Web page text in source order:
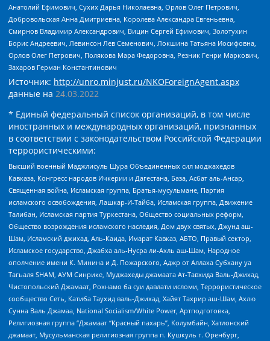
Анатолий Ефимович, Сухих Дарья Николаевна, Орлов Олег Петрович,
Добровольская Анна Дмитриевна, Королева Александра Евгеньевна,
Смирнов Владимир Александрович, Вицин Сергей Ефимович, Золотухин
Борис Андреевич, Левинсон Лев Семенович, Локшина Татьяна Иосифовна,
Орлов Олег Петрович, Полякова Мара Федоровна, Резник Генри Маркович,
Захаров Герман Константинович
Источник: http://unro.minjust.ru/NKOForeignAgent.aspx
данные на 24.03.2022
* Единый федеральный список организаций, в том числе
иностранных и международных организаций, признанных
в соответствии с законодательством Российской Федерации
террористическими:
Высший военный Маджлисуль Шура Объединенных сил моджахедов
Кавказа, Конгресс народов Ичкерии и Дагестана, База, Асбат аль-Ансар,
Священная война, Исламская группа, Братья-мусульмане, Партия
исламского освобождения, Лашкар-И-Тайба, Исламская группа, Движение
Талибан, Исламская партия Туркестана, Общество социальных реформ,
Общество возрождения исламского наследия, Дом двух святых, Джунд аш-
Шам, Исламский джихад, Аль-Каида, Имарат Кавказ, АБТО, Правый сектор,
Исламское государство, Джабха аль-Нусра ли-Ахль аш-Шам, Народное
ополчение имени К. Минина и Д. Пожарского, Аджр от Аллаха Субхану уа
Тагьаля SHAM, АУМ Синрике, Муджахеды джамаата Ат-Тавхида Валь-Джихад,
Чистопольский Джамаат, Рохнамо ба суи давлати исломи, Террористическое
сообщество Сеть, Катиба Таухид валь-Джихад, Хайят Тахрир аш-Шам, Ахлю
Сунна Валь Джамаа, National Socialism/White Power, Артподготовка,
Религиозная группа “Джамаат “Красный пахарь”, Колумбайн, Хатлонский
джамаат, Мусульманская религиозная группа п. Кушкуль г. Оренбург,